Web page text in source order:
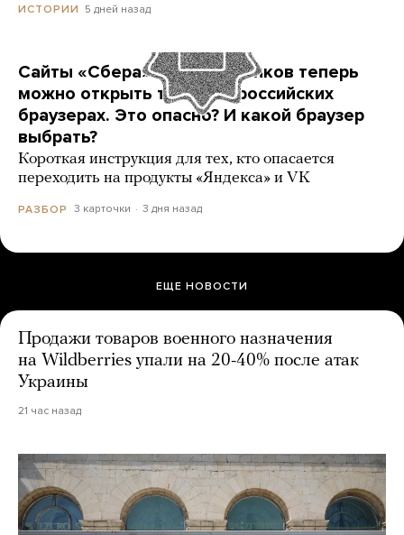
ИСТОРИИ 5 дней назад
Сайты «Сбера» и других банков теперь
можно открыть только в российских
браузерах. Это опасно? И какой браузер
выбрать?
Короткая инструкция для тех, кто опасается
переходить на продукты «Яндекса» и VK
РАЗБОР 3 карточки 3 дня назад
ЕЩЕ НОВОСТИ
Продажи товаров военного назначения
на Wildberries упали на 20-40% после атак
Украины
21 час назад